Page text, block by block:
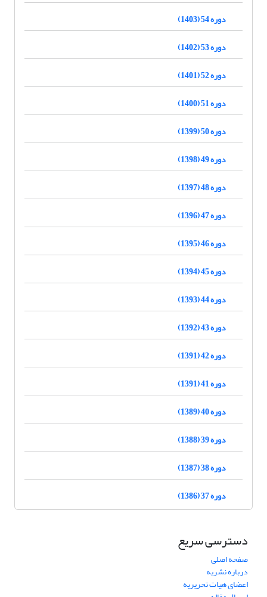
دوره 54 (1403)
دوره 53 (1402)
دوره 52 (1401)
دوره 51 (1400)
دوره 50 (1399)
دوره 49 (1398)
دوره 48 (1397)
دوره 47 (1396)
دوره 46 (1395)
دوره 45 (1394)
دوره 44 (1393)
دوره 43 (1392)
دوره 42 (1391)
دوره 41 (1391)
دوره 40 (1389)
دوره 39 (1388)
دوره 38 (1387)
دوره 37 (1386)
دسترسی سریع
صفحه اصلی
درباره نشریه
اعضای هیات تحریریه